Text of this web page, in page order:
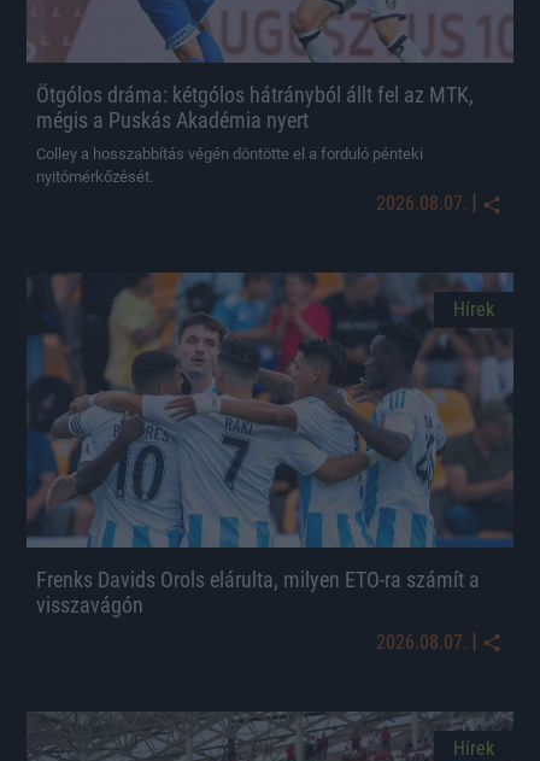
Ötgólos dráma: kétgólos hátrányból állt fel az MTK,
mégis a Puskás Akadémia nyert
Colley a hosszabbítás végén döntötte el a forduló pénteki
nyitómérkőzését.
2026.08.07. |
Hírek
Frenks Davids Orols elárulta, milyen ETO-ra számít a
visszavágón
2026.08.07. |
Hírek